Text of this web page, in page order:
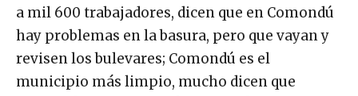
a mil 600 trabajadores, dicen que en Comondú
hay problemas en la basura, pero que vayan y
revisen los bulevares; Comondú es el
municipio más limpio, mucho dicen que